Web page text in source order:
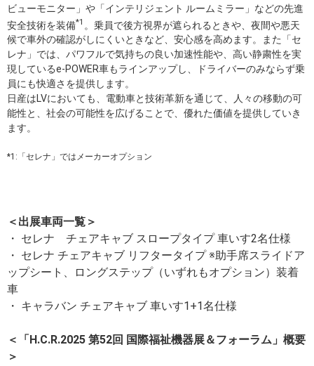
ビューモニター」や「インテリジェント ルームミラー」などの先進
安全技術を装備*1 。乗員で後方視界が遮られるときや、夜間や悪天
候で車外の確認がしにくいときなど、安心感を高めます。また「セ
レナ」では、パワフルで気持ちの良い加速性能や、高い静粛性を実
現しているe-POWER車もラインアップし、ドライバーのみならず乗
員にも快適さを提供します。
日産はLVにおいても、電動車と技術革新を通じて、人々の移動の可
能性と、社会の可能性を広げることで、優れた価値を提供していき
ます。
*1:「セレナ」ではメーカーオプション
＜出展車両一覧＞
・ セレナ チェアキャブ スロープタイプ 車いす2名仕様
・ セレナ チェアキャブ リフタータイプ ※助手席スライドア
ップシート、ロングステップ（いずれもオプション）装着
車
・ キャラバン チェアキャブ 車いす1+1名仕様
＜「H.C.R.2025 第52回 国際福祉機器展＆フォーラム」概要
＞